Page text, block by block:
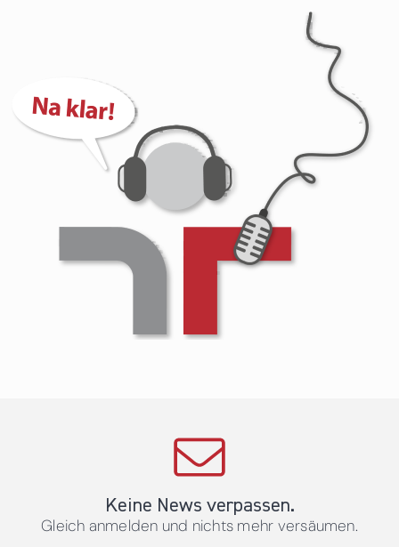
Keine News verpassen.
Gleich anmelden und nichts mehr versäumen.